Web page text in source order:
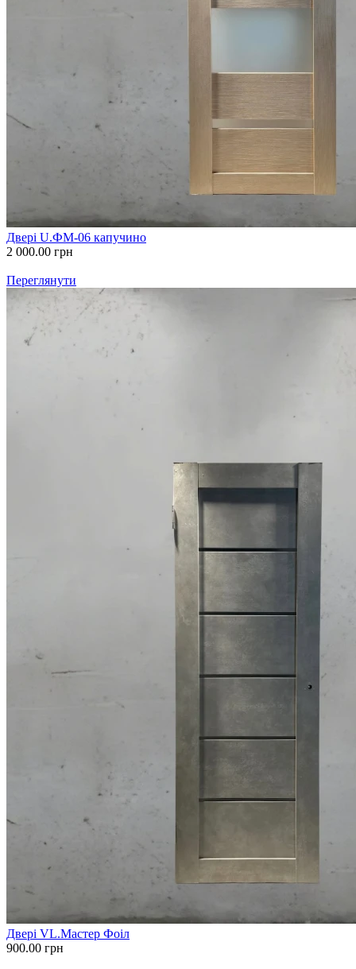
Двері U.ФМ-06 капучино
2 000.00 грн
Переглянути
Двері VL.Мастер Фоіл
900.00 грн